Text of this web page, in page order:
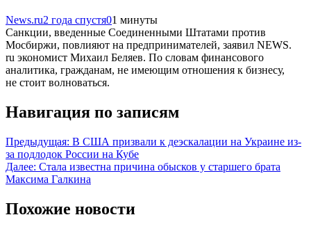
News.ru2 года спустя01 минуты
Санкции, введенные Соединенными Штатами против
Мосбиржи, повлияют на предпринимателей, заявил NEWS.
ru экономист Михаил Беляев. По словам финансового
аналитика, гражданам, не имеющим отношения к бизнесу,
не стоит волноваться.
Навигация по записям
Предыдущая: В США призвали к деэскалации на Украине из-
за подлодок России на Кубе
Далее: Стала известна причина обысков у старшего брата
Максима Галкина
Похожие новости